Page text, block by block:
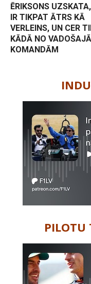
ĒRIKSONS
IR TIKPAT ĀTRS KĀ
VERLEINS, UN CER
KĀDĀ NO
KOMANDĀM
PILOTU